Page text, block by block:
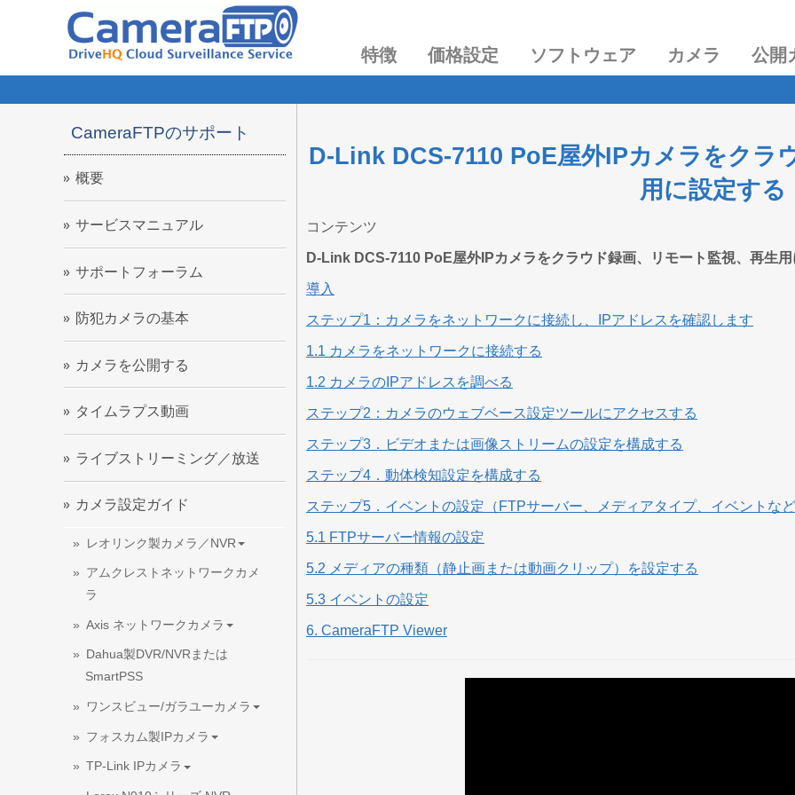
特徴 価格設定 ソフトウェア カメラ 公開
CameraFTPのサポート
概要
サービスマニュアル
サポートフォーラム
防犯カメラの基本
カメラを公開する
タイムラプス動画
ライブストリーミング／放送
カメラ設定ガイド
レオリンク製カメラ／NVR
アムクレストネットワークカメ
ラ
Axis ネットワークカメラ
Dahua製DVR/NVRまたは
SmartPSS
ワンスビュー/ガラユーカメラ
フォスカム製IPカメラ
TP-Link IPカメラ
D-Link DCS-7110 PoE屋外IPカメラをクラ
用に設定する
コンテンツ
D-Link DCS-7110 PoE屋外IPカメラをクラウド録画、リモート監視、再生
導入
ステップ1：カメラをネットワークに接続し、IPアドレスを確認します
1.1 カメラをネットワークに接続する
1.2 カメラのIPアドレスを調べる
ステップ2：カメラのウェブベース設定ツールにアクセスする
ステップ3．ビデオまたは画像ストリームの設定を構成する
ステップ4．動体検知設定を構成する
ステップ5．イベントの設定（FTPサーバー、メディアタイプ、イベントな
5.1 FTPサーバー情報の設定
5.2 メディアの種類（静止画または動画クリップ）を設定する
5.3 イベントの設定
6. CameraFTP Viewer